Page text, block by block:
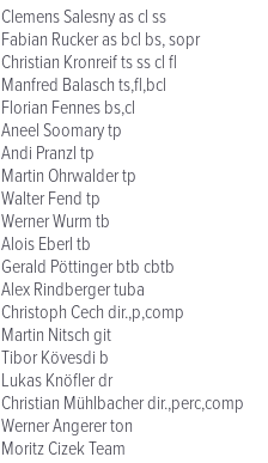
Clemens Salesny as cl ss
Fabian Rucker as bcl bs, sopr
Christian Kronreif ts ss cl fl
Manfred Balasch ts,fl,bcl
Florian Fennes bs,cl
Aneel Soomary tp
Andi Pranzl tp
Martin Ohrwalder tp
Walter Fend tp
Werner Wurm tb
Alois Eberl tb
Gerald Pöttinger btb cbtb
Alex Rindberger tuba
Christoph Cech dir.,p,comp
Martin Nitsch git
Tibor Kövesdi b
Lukas Knöfler dr
Christian Mühlbacher dir.,perc,comp
Werner Angerer ton
Moritz Cizek Team